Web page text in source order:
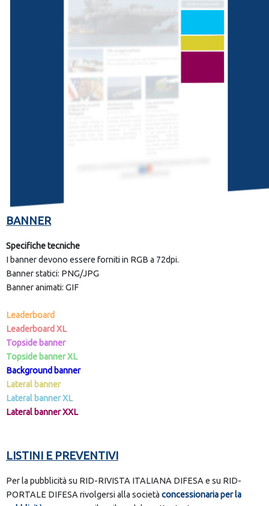
BANNER
Specifiche tecniche
I banner devono essere forniti in RGB a 72dpi.
Banner statici: PNG/JPG
Banner animati: GIF
Leaderboard
Leaderboard XL
Topside banner
Topside banner XL
Background banner
Lateral banner
Lateral banner XL
Lateral banner XXL
LISTINI E PREVENTIVI
Per la pubblicità su RID-RIVISTA ITALIANA DIFESA e su RID-
PORTALE DIFESA rivolgersi alla società concessionaria per la